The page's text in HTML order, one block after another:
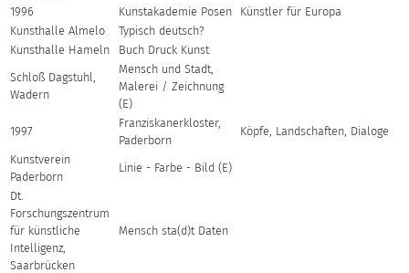
1996 Kunstakademie Posen
Künstler für Europa
Kunsthalle Almelo
Typisch deutsch?
Kunsthalle Hameln
Buch Druck Kunst
Schloß Dagstuhl,
Wadern
Mensch und Stadt,
Malerei / Zeichnung
(E)
1997
Franziskanerkloster,
Paderborn
Köpfe, Landschaften, Dialoge
Kunstverein
Paderborn
Linie - Farbe - Bild (E)
Dt.
Forschungszentrum
für künstliche
Intelligenz,
Saarbrücken
Mensch sta(d)t Daten